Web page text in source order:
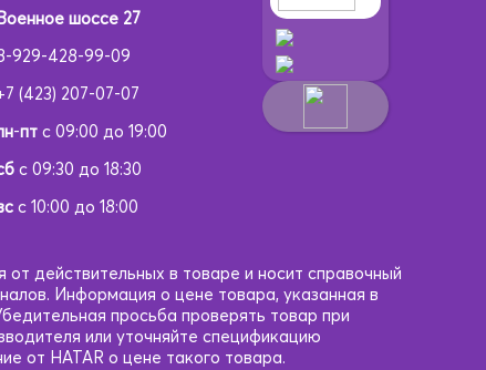
Военное шоссе 27
929-428-99-09
(423) 207-07-07
-птс 09:00 до 19:00
с 09:30 до 18:30
с 10:00 до 18:00
действительных в товаре и носит справочный
Информация о цене товара, указанная в
просьба проверять товар при
или уточняйте спецификацию
от HATAR о цене такого товара.